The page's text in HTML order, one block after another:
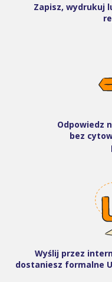
Zapisz, wydrukuj
Odpowiedz
bez
Wyślij przez
dostaniesz formalne